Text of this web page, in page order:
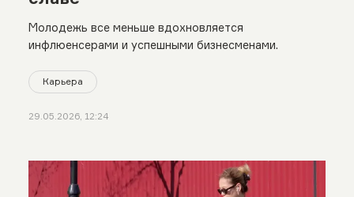
Молодежь все меньше вдохновляется
инфлюенсерами и успешными бизнесменами.
Карьера
29.05.2026, 12:24